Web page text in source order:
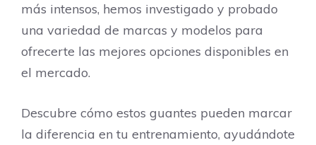
más intensos, hemos investigado y probado
una variedad de marcas y modelos para
ofrecerte las mejores opciones disponibles en
el mercado.
Descubre cómo estos guantes pueden marcar
la diferencia en tu entrenamiento, ayudándote